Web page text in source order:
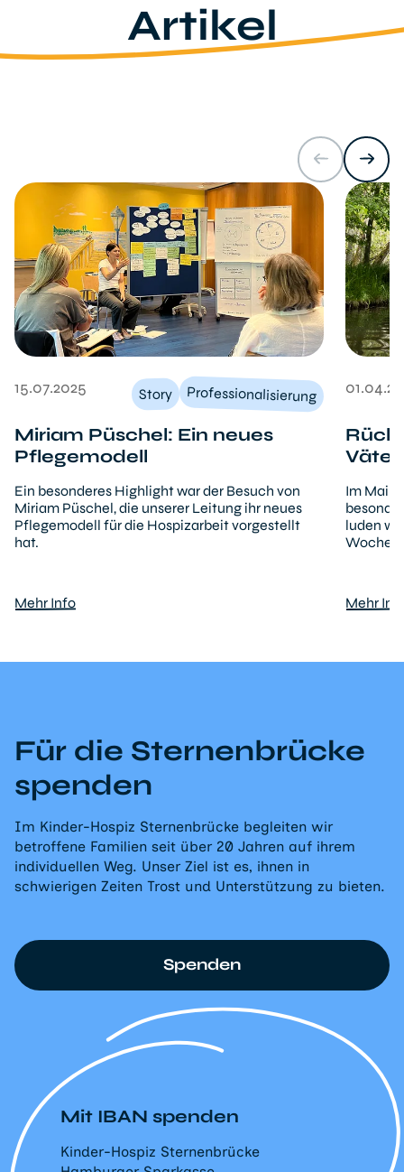
Artikel
15.07.2025 Story Professionalisierung
Miriam Püschel: Ein neues
Pflegemodell
Ein besonderes Highlight war der Besuch von
Miriam Püschel, die unserer Leitung ihr neues
Pflegemodell für die Hospizarbeit vorgestellt
hat.
Mehr Info
Im Mai
luden
Mehr
Für die Sternenbrücke
spenden
Im Kinder-Hospiz Sternenbrücke begleiten wir
betroffene Familien seit über 20 Jahren auf ihrem
individuellen Weg. Unser Ziel ist es, ihnen in
schwierigen Zeiten Trost und Unterstützung zu bieten.
Mit IBAN spenden
Kinder-Hospiz Sternenbrücke
Spenden